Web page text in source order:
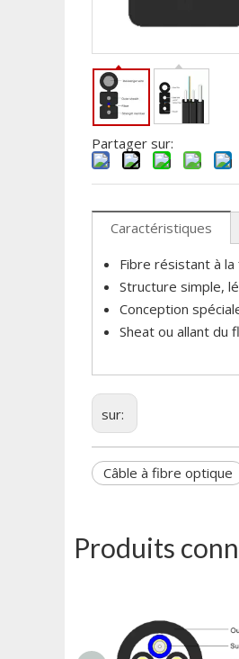
Partager sur:
Caractéristiques
Fibre résistant à
Structure simple,
Conception
Sheat ou allant du
sur:
Câble à fibre optique
Produits